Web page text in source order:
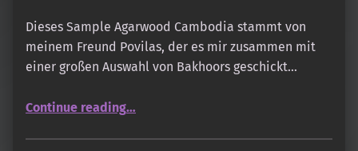
Dieses Sample Agarwood Cambodia stammt von
meinem Freund Povilas, der es mir zusammen mit
einer großen Auswahl von Bakhoors geschickt…
Continue reading…